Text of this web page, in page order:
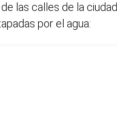
las calles de la ciudad
por el agua: